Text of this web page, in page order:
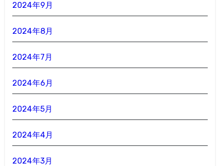
2024年9月
2024年8月
2024年7月
2024年6月
2024年5月
2024年4月
2024年3月